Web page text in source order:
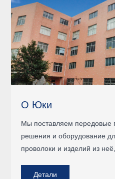
О Юки
Мы поставляем передовые
решения и оборудование
проволоки и изделий из
низкоуглеродистой
Детали